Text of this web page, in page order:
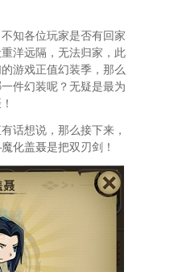
知各位玩家是否有回家
洋远隔，无法归家，此
游戏正值幻装季，那么
件幻装呢？无疑是最为
话想说，那么接下来，
化盖聂是把双刃剑！